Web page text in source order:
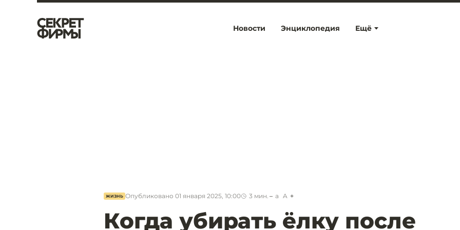
Ещё
Новости Энциклопедия
ЖИЗНЬ Опубликовано 01 января 2025, 10:00 3 мин. a A
Когда убирать ёлку после